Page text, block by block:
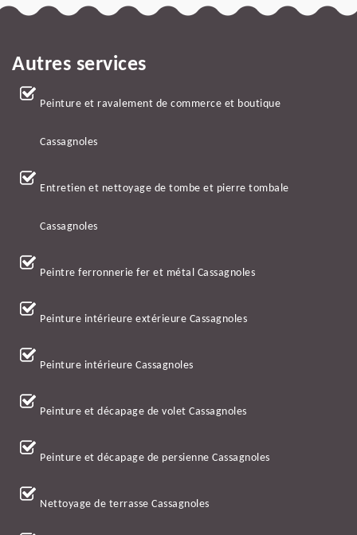
Autres services
Peinture et ravalement de commerce et boutique
Cassagnoles
Entretien et nettoyage de tombe et pierre tombale
Cassagnoles
Peintre ferronnerie fer et métal Cassagnoles
Peinture intérieure extérieure Cassagnoles
Peinture intérieure Cassagnoles
Peinture et décapage de volet Cassagnoles
Peinture et décapage de persienne Cassagnoles
Nettoyage de terrasse Cassagnoles